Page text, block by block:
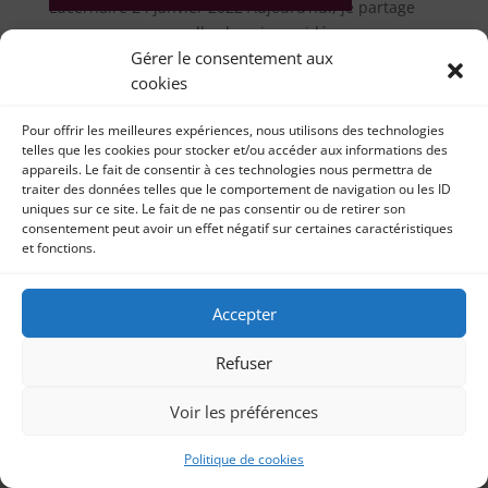
Gérer le consentement aux
cookies
Pour offrir les meilleures expériences, nous utilisons des technologies
telles que les cookies pour stocker et/ou accéder aux informations des
appareils. Le fait de consentir à ces technologies nous permettra de
traiter des données telles que le comportement de navigation ou les ID
uniques sur ce site. Le fait de ne pas consentir ou de retirer son
consentement peut avoir un effet négatif sur certaines caractéristiques
et fonctions.
Accepter
Refuser
Voir les préférences
Politique de cookies
Lucernaire 24 janvier 2022 Aujourd’hui, je partage
avec vous ma nouvelle chronique vidéo...